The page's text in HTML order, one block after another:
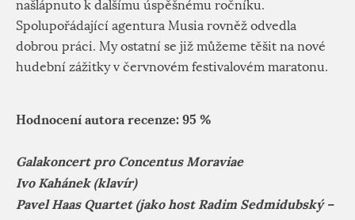
našlápnuto k dalšímu úspěšnému ročníku.
Spolupořádající agentura Musia rovněž odvedla
dobrou práci. My ostatní se již můžeme těšit na nové
hudební zážitky v červnovém festivalovém maratonu.
Hodnocení autora recenze: 95 %
Galakoncert pro Concentus Moraviae
Ivo Kahánek (klavír)
Pavel Haas Quartet (jako host Radim Sedmidubský –